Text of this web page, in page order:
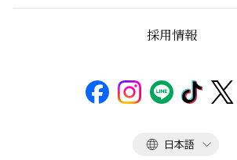
採用情報
言
日本語